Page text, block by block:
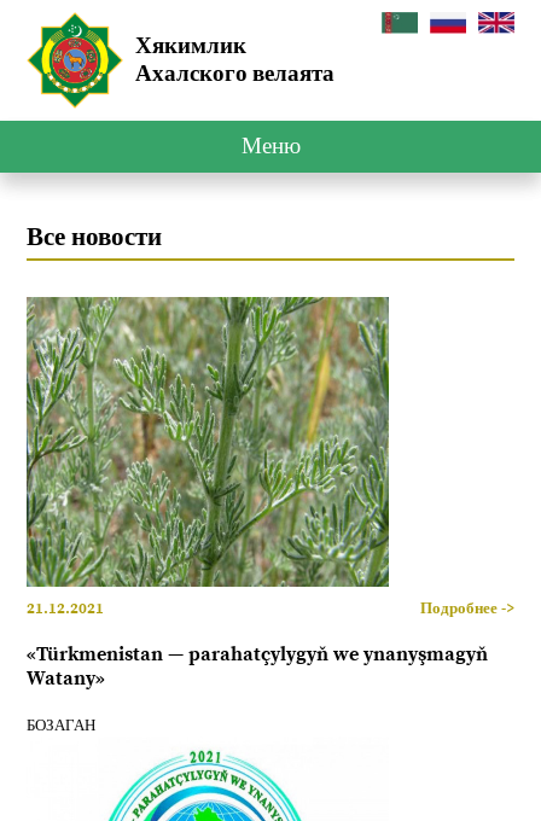
Хякимлик
Ахалского велаята
Меню
Все новости
21.12.2021 Подробнее ->
«Türkmenistan — parahatçylygyň we ynanyşmagyň
Watany»
БОЗАГАН